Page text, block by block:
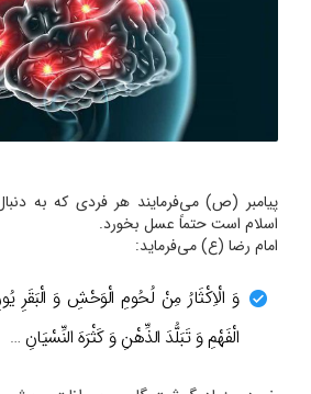
پیامبر (ص) می‌فرمایند هر فردی که به
اسلام است حتماً عسل بخورد.
امام رضا (ع) می‌فرماید:
وَ الْاِکْثَارُ مِنْ لُحُومِ الْوَحْشِ وَ الْبَقَرِ
الْفَهْمِ وَ تَبَلُّدَ الذِّهْنِ وَ کَثْرَهَ النِّسْیَانِ …